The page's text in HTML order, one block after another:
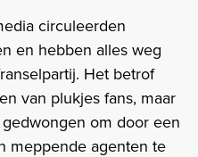
circuleerden
en hebben alles weg
Het betrof
van plukjes fans, maar
om door een
meppende agenten te